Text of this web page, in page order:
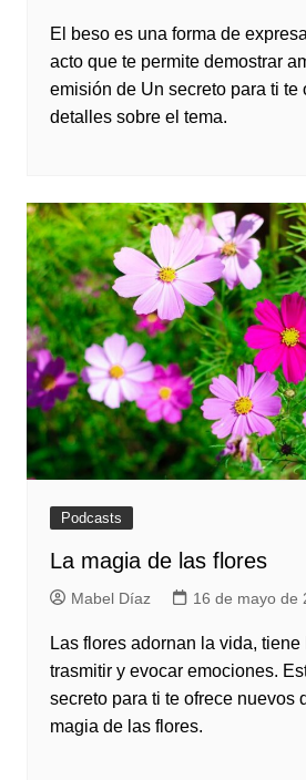
El beso es una forma de
acto que te permite demostrar
emisión de Un secreto para ti te
detalles sobre el tema.
Podcasts
La magia de las flores
Mabel Díaz 16 de mayo de
Las flores adornan la vida,
trasmitir y evocar emociones.
secreto para ti te ofrece nuevos
magia de las flores.